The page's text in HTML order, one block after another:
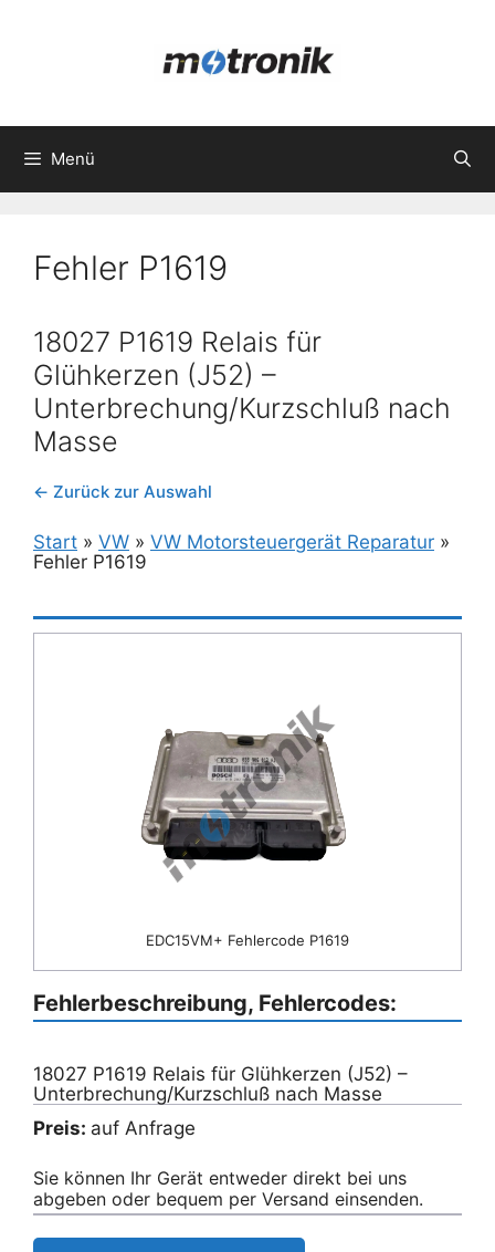
Menü
Fehler P1619
18027 P1619 Relais für
Glühkerzen (J52) –
Unterbrechung/Kurzschluß nach
Masse
← Zurück zur Auswahl
Start » VW » VW Motorsteuergerät Reparatur »
Fehler P1619
EDC15VM+ Fehlercode P1619
Fehlerbeschreibung, Fehlercodes:
18027 P1619 Relais für Glühkerzen (J52) –
Unterbrechung/Kurzschluß nach Masse
Preis: auf Anfrage
Sie können Ihr Gerät entweder direkt bei uns
abgeben oder bequem per Versand einsenden.